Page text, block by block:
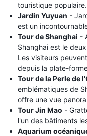
touristique populaire.
Jardin Yuyuan -
est un
Tour de Shanghai -
Shanghai est le
Les visiteurs
depuis la plate-
Tour de la Perle de
emblématiques de
offre une vue
Tour Jin Mao -
l'un des bâtiments
Aquarium